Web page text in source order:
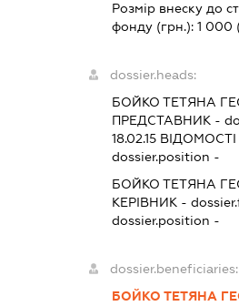
Розмір внеску до
фонду (грн.):1 000
dossier.heads:
БОЙКО ТЕТЯНА
ПРЕДСТАВНИК -
18.02.15 ВІДОМОСТІ
dossier.position -
БОЙКО ТЕТЯНА
КЕРІВНИК -
dossier.position -
dossier.beneficiaries:
БОЙКО ТЕТЯНА